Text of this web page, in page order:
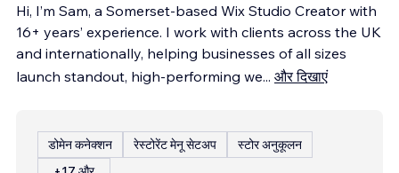
Hi, I’m Sam, a Somerset-based Wix Studio Creator with
16+ years’ experience. I work with clients across the UK
and internationally, helping businesses of all sizes
launch standout, high-performing we... और दिखाएं
डोमेन कनेक्शन रेस्टोरेंट मेनू सेटअप
स्टोर अनुकूलन